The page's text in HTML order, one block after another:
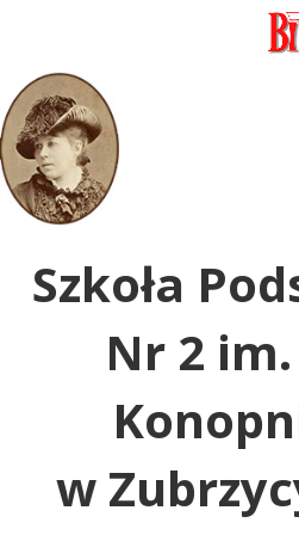
zawiera
system
dostępności.
Szkoła
Nr 2
w